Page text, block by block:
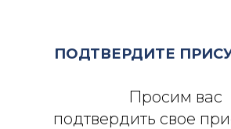
ПОДТВЕРДИТЕ
Просим вас
подтвердить свое